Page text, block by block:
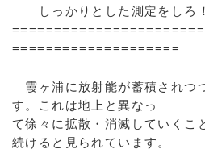
しっかりとした測定をしろ！
====================
霞ヶ浦に放射能が蓄積されつ
す。これは地上と異なっ
て徐々に拡散・消滅していくこ
続けると見られています。